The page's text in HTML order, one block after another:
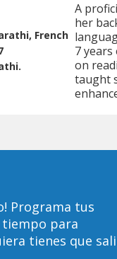
French
A
her
7 years
on
taught
Programa tus
tiempo para
tienes que